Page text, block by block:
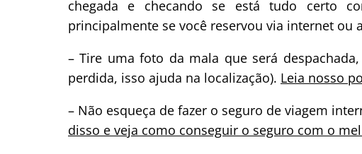
chegada e checando se está tudo certo
principalmente se você reservou via internet ou
– Tire uma foto da mala que será
perdida, isso ajuda na localização). Leia nosso
– Não esqueça de fazer o seguro de viagem
disso e veja como conseguir o seguro com o